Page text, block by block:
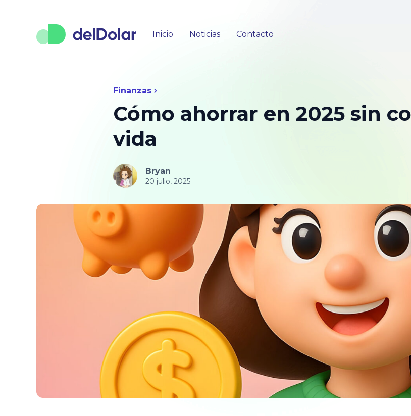
Inicio Noticias Contacto
Finanzas
Cómo ahorrar en 2025 sin
vida
Bryan
20 julio, 2025